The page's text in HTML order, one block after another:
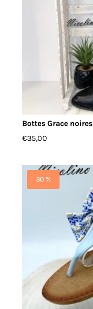
Bottes Grace noires
€35,00
30 %